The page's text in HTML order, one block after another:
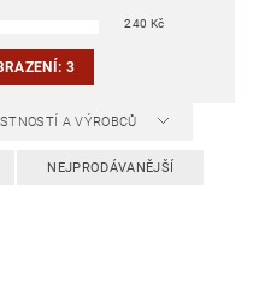
240 Kč
3
A VÝROBCŮ
NEJPRODÁVANĚJŠÍ